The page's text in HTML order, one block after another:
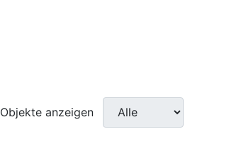
Objekte anzeigen